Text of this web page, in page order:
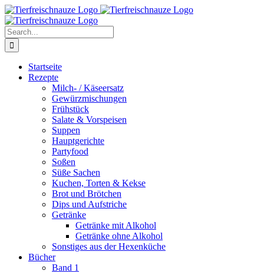
Skip
to
content
Facebook
YouTube
X
Pinterest
Instagram
Search
for:
Startseite
Rezepte
Milch- / Käseersatz
Gewürzmischungen
Frühstück
Salate & Vorspeisen
Suppen
Hauptgerichte
Partyfood
Soßen
Süße Sachen
Kuchen, Torten & Kekse
Brot und Brötchen
Dips und Aufstriche
Getränke
Getränke mit Alkohol
Getränke ohne Alkohol
Sonstiges aus der Hexenküche
Bücher
Band 1